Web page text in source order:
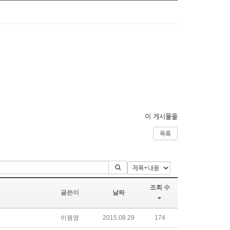
이 게시물을
목록
글쓴이 날짜
조회 수
이원영 2015.08.29 174